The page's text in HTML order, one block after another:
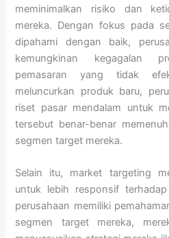
meminimalkan risiko dan
mereka. Dengan fokus pada
dipahami dengan baik,
kemungkinan kegagalan
pemasaran yang tidak
meluncurkan produk baru,
riset pasar mendalam untuk
tersebut benar-benar
segmen target mereka.
Selain itu, market targeting
untuk lebih responsif
perusahaan memiliki
segmen target mereka,